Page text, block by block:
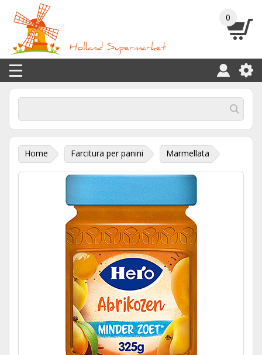
0
Home Farcitura per panini Marmellata